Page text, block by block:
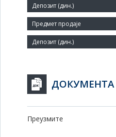
22
Заступник:
ДОКУМЕНТА
Преузмите